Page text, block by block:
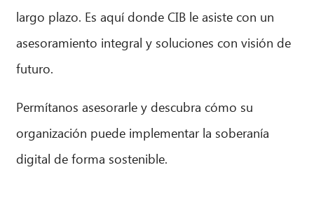
largo plazo. Es aquí donde CIB le asiste con un
asesoramiento integral y soluciones con visión de
futuro.
Permítanos asesorarle y descubra cómo su
organización puede implementar la soberanía
digital de forma sostenible.